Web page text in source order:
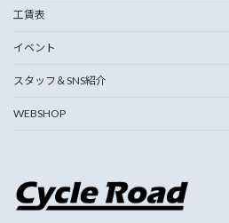
工賃表
イベント
スタッフ＆SNS紹介
WEBSHOP